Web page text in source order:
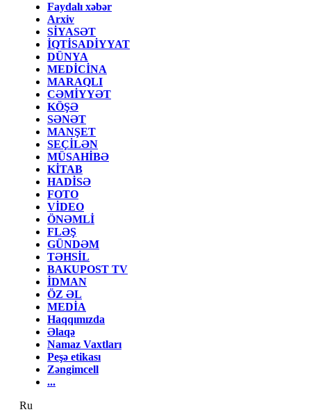
Faydalı xəbər
Arxiv
SİYASƏT
İQTİSADİYYAT
DÜNYA
MEDİCİNA
MARAQLI
CƏMİYYƏT
KÖŞƏ
SƏNƏT
MANŞET
SEÇİLƏN
MÜSAHİBƏ
KİTAB
HADİSƏ
FOTO
VİDEO
ÖNƏMLİ
FLƏŞ
GÜNDƏM
TƏHSİL
BAKUPOST TV
İDMAN
ÖZ ƏL
MEDİA
Haqqımızda
Əlaqə
Namaz Vaxtları
Peşə etikası
Zəngimcell
...
Ru